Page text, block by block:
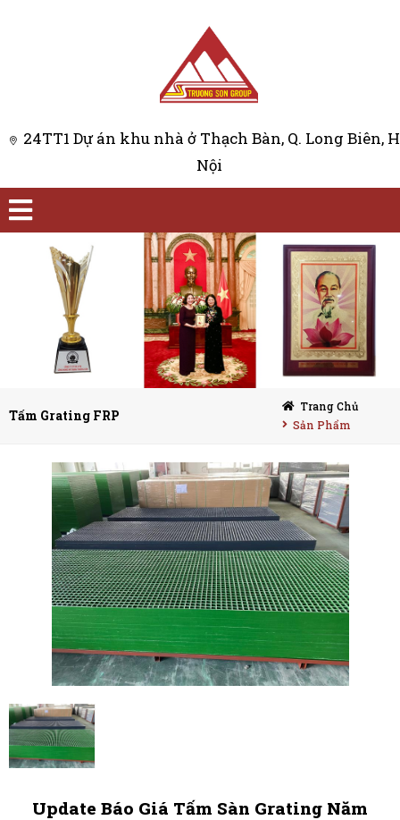
24TT1 Dự án khu nhà ở Thạch Bàn, Q. Long Biên,
Nội
Tấm Grating FRP
Trang Chủ
Sản Phẩm
Update Báo Giá Tấm Sàn Grating Năm